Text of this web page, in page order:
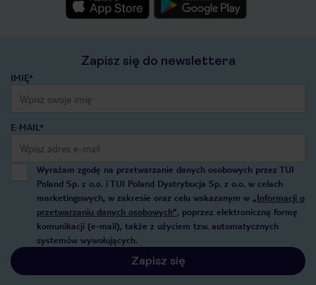
Zapisz się do newslettera
IMIĘ*
E-MAIL*
Wyrażam zgodę na przetwarzanie danych osobowych przez TUI
Poland Sp. z o.o. i TUI Poland Dystrybucja Sp. z o.o. w celach
marketingowych, w zakresie oraz celu wskazanym w „Informacji o
przetwarzaniu danych osobowych”, poprzez elektroniczną formę
komunikacji (e-mail), także z użyciem tzw. automatycznych
systemów wywołujących.
Zapisz się